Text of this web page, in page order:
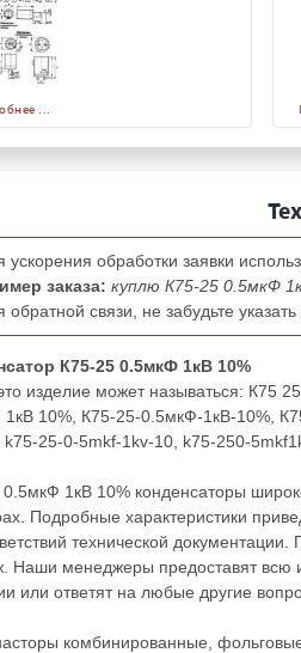
...
ускорения обработки заявки
заказа: куплю К75-25 0.5мкФ
обратной связи, не забудьте
К75-25 0.5мкФ 1кВ 10%
изделие может называться: К75
10%, К75-25-0.5мкФ-1кВ-10%,
k75-25-0-5mkf-1kv-10, k75-250-
1кВ 10% конденсаторы
Подробные характеристики
технической
Наши менеджеры предоставят всю
или ответят на любые другие
комбинированные,